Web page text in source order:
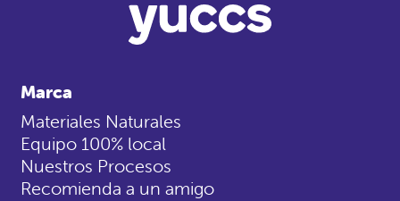
Marca
Materiales Naturales
Equipo 100% local
Nuestros Procesos
Recomienda a un amigo